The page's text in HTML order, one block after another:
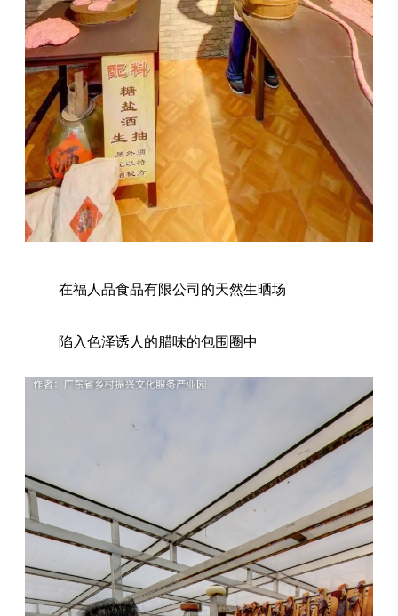
在福人品食品有限公司的天然生晒场
陷入色泽诱人的腊味的包围圈中